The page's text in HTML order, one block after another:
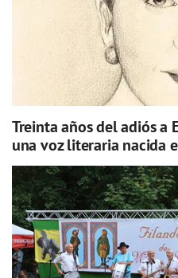
Treinta años del adiós a
una voz literaria nacida